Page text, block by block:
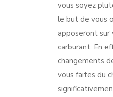
vous soyez
le but de vous
apposeront sur
carburant. En
changements
vous faites du